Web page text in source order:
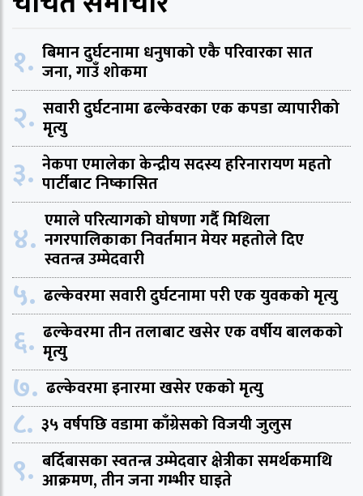
१. बिमान दुर्घटनामा धनुषाको एकै परिवारका सात
जना, गाउँ शोकमा
२. सवारी दुर्घटनामा ढल्केवरका एक कपडा व्यापारीको
मृत्यु
३. नेकपा एमालेका केन्द्रीय सदस्य हरिनारायण महतो
पार्टीबाट निष्कासित
४. एमाले परित्यागको घोषणा गर्दै मिथिला
नगरपालिकाका निवर्तमान मेयर महतोले दिए
स्वतन्त्र उम्मेदवारी
५. ढल्केवरमा सवारी दुर्घटनामा परी एक युवकको मृत्यु
६. ढल्केवरमा तीन तलाबाट खसेर एक वर्षीय बालकको
मृत्यु
७. ढल्केवरमा इनारमा खसेर एकको मृत्यु
८. ३५ वर्षपछि वडामा काँग्रेसको विजयी जुलुस
९. बर्दिबासका स्वतन्त्र उम्मेदवार क्षेत्रीका समर्थकमाथि
आक्रमण, तीन जना गम्भीर घाइते